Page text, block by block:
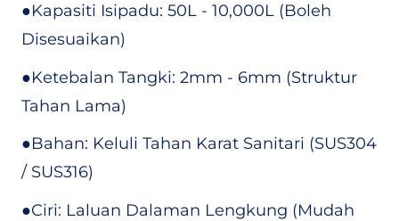
●Kapasiti Isipadu: 50L - 10,000L (Boleh
Disesuaikan)
●Ketebalan Tangki: 2mm - 6mm (Struktur
Tahan Lama)
●Bahan: Keluli Tahan Karat Sanitari (SUS304
/ SUS316)
●Ciri: Laluan Dalaman Lengkung (Mudah